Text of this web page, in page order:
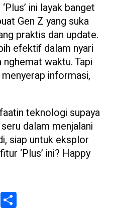
ini layak banget
Gen Z yang suka
praktis dan update.
efektif dalam nyari
waktu. Tapi
informasi,
teknologi supaya
dalam menjalani
siap untuk eksplor
‘Plus’ ini? Happy
Line